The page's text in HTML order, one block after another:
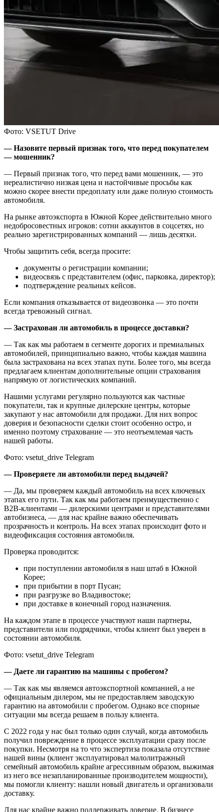
Фото: VSETUT Drive
— Назовите первый признак того, что перед покупателем
— мошенник?
— Первый признак того, что перед вами мошенник, — это
нереалистично низкая цена и настойчивые просьбы как
можно скорее внести предоплату или даже полную стоимость
автомобиля.
На рынке автоэкспорта в Южной Корее действительно много
недобросовестных игроков: сотни аккаунтов в соцсетях, но
реально зарегистрированных компаний — лишь десятки.
Чтобы защитить себя, всегда просите:
документы о регистрации компании;
видеосвязь с представителем (офис, парковка, директор);
подтверждение реальных кейсов.
Если компания отказывается от видеозвонка — это почти
всегда тревожный сигнал.
— ⁠Застрахован ли автомобиль в процессе доставки?
— Так как мы работаем в сегменте дорогих и премиальных
автомобилей, принципиально важно, чтобы каждая машина
была застрахована на всех этапах пути. Более того, мы всегда
предлагаем клиентам дополнительные опции страхования
напрямую от логистических компаний.
Нашими услугами регулярно пользуются как частные
покупатели, так и крупные дилерские центры, которые
закупают у нас автомобили для продажи. Для них вопрос
доверия и безопасности сделки стоит особенно остро, и
именно поэтому страхование — это неотъемлемая часть
нашей работы.
Фото: vsetut_drive Telegram
— ⁠Проверяете ли автомобили перед выдачей?
— Да, мы проверяем каждый автомобиль на всех ключевых
этапах его пути. Так как мы работаем преимущественно с
B2B-клиентами — дилерскими центрами и представителями
автобизнеса, — для нас крайне важно обеспечивать
прозрачность и контроль. На всех этапах происходит фото и
видеофиксация состояния автомобиля.
Проверка проводится:
при поступлении автомобиля в наш штаб в Южной
Корее;
при прибытии в порт Пусан;
при разгрузке во Владивостоке;
при доставке в конечный город назначения.
На каждом этапе в процессе участвуют наши партнеры,
представители или подрядчики, чтобы клиент был уверен в
состоянии автомобиля.
Фото: vsetut_drive Telegram
— ⁠Даете ли гарантию на машины с пробегом?
— Так как мы являемся автоэкспортной компанией, а не
официальным дилером, мы не предоставляем заводскую
гарантию на автомобили с пробегом. Однако все спорные
ситуации мы всегда решаем в пользу клиента.
С 2022 года у нас был только один случай, когда автомобиль
получил повреждение в процессе эксплуатации сразу после
покупки. Несмотря на то что экспертиза показала отсутствие
нашей вины (клиент эксплуатировал малолитражный
семейный автомобиль крайне агрессивным образом, выжимая
из него все незапланированные производителем мощности),
мы помогли клиенту: нашли новый двигатель и организовали
доставку.
Для нас крайне важно поддерживать доверие. В бизнесе